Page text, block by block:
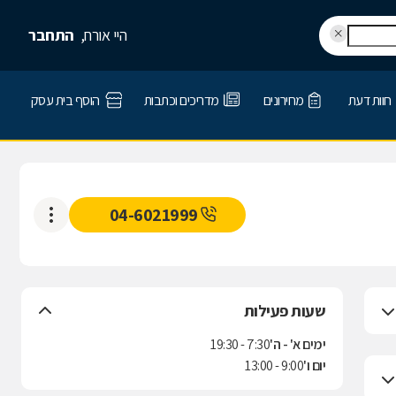
היי אורח, התחבר
חוות דעת מחירונים מדריכים וכתבות הוסף בית עסק
04-6021999
שעות פעילות
ימים א' - ה'7:30 - 19:30
יום ו'9:00 - 13:00